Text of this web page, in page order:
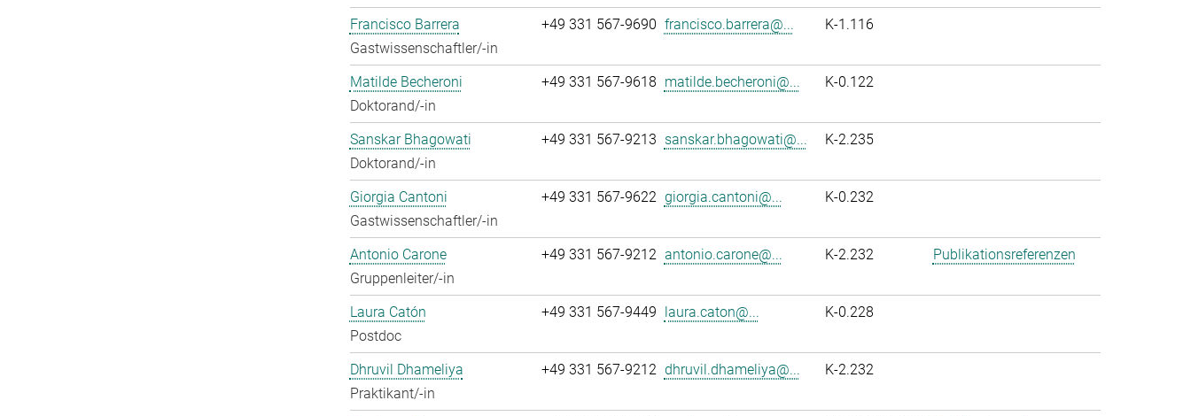
Francisco Barrera
Gastwissenschaftler/-in
+49 331 567-9690 francisco.barrera@... K-1.116
Matilde Becheroni
Doktorand/-in
+49 331 567-9618 matilde.becheroni@... K-0.122
Sanskar Bhagowati
Doktorand/-in
+49 331 567-9213 sanskar.bhagowati@... K-2.235
Giorgia Cantoni
Gastwissenschaftler/-in
+49 331 567-9622 giorgia.cantoni@... K-0.232
Antonio Carone
Gruppenleiter/-in
+49 331 567-9212 antonio.carone@... K-2.232 Publikationsreferenzen
Laura Catón
Postdoc
+49 331 567-9449 laura.caton@... K-0.228
Dhruvil Dhameliya
Praktikant/-in
+49 331 567-9212 dhruvil.dhameliya@... K-2.232